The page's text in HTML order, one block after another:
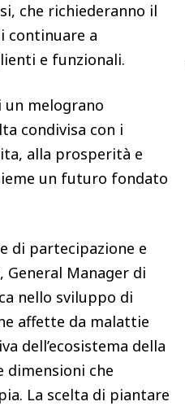
che richiederanno il
continuare a
e funzionali.
un melograno
condivisa con i
alla prosperità e
un futuro fondato
di partecipazione e
Manager di
nello sviluppo di
affette da malattie
dell’ecosistema della
dimensioni che
La scelta di piantare